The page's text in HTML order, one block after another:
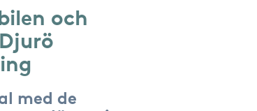
och
med de